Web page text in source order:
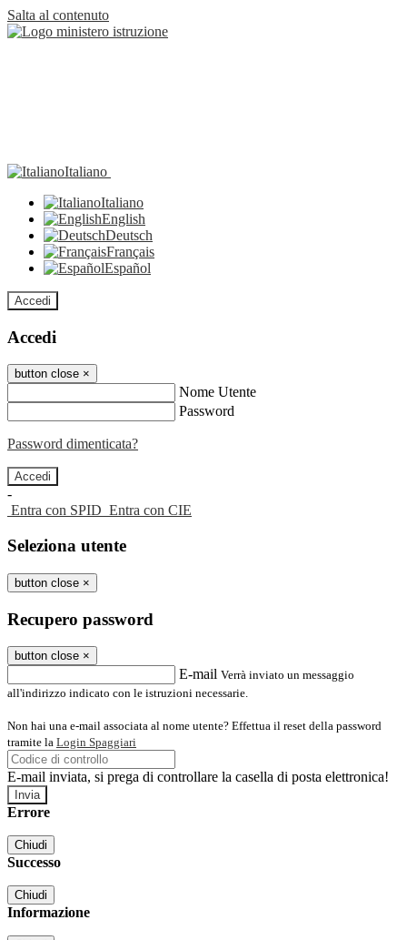
Salta al contenuto
Italiano
Italiano
English
Deutsch
Français
Español
Accedi
Accedi
button close ×
Nome Utente
Password
Password dimenticata?
-
Entra con SPID Entra con CIE
Seleziona utente
button close ×
Recupero password
button close ×
E-mail Verrà inviato un messaggio
all'indirizzo indicato con le istruzioni necessarie.
Non hai una e-mail associata al nome utente? Effettua il reset della password
tramite la Login Spaggiari
E-mail inviata, si prega di controllare la casella di posta elettronica!
Errore
Chiudi
Successo
Chiudi
Informazione